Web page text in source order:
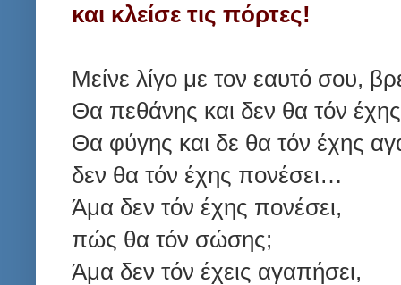
και κλείσε τις πόρτες!
Μείνε λίγο με τον εαυτό σου,
Θα πεθάνης και δεν θα τόν
Θα φύγης και δε θα τόν έχης
δεν θα τόν έχης πονέσει…
Άμα δεν τόν έχης πονέσει,
πώς θα τόν σώσης;
Άμα δεν τόν έχεις αγαπήσει,